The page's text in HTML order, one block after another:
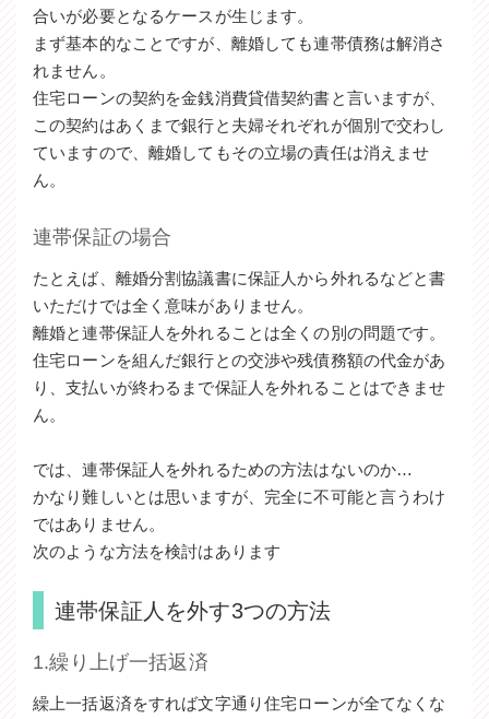
合いが必要となるケースが生じます。
まず基本的なことですが、離婚しても連帯債務は解消さ
れません。
住宅ローンの契約を金銭消費貸借契約書と言いますが、
この契約はあくまで銀行と夫婦それぞれが個別で交わし
ていますので、離婚してもその立場の責任は消えませ
ん。
連帯保証の場合
たとえば、離婚分割協議書に保証人から外れるなどと書
いただけでは全く意味がありません。
離婚と連帯保証人を外れることは全くの別の問題です。
住宅ローンを組んだ銀行との交渉や残債務額の代金があ
り、支払いが終わるまで保証人を外れることはできませ
ん。
では、連帯保証人を外れるための方法はないのか…
かなり難しいとは思いますが、完全に不可能と言うわけ
ではありません。
次のような方法を検討はあります
連帯保証人を外す3つの方法
1.繰り上げ一括返済
繰上一括返済をすれば文字通り住宅ローンが全てなくな